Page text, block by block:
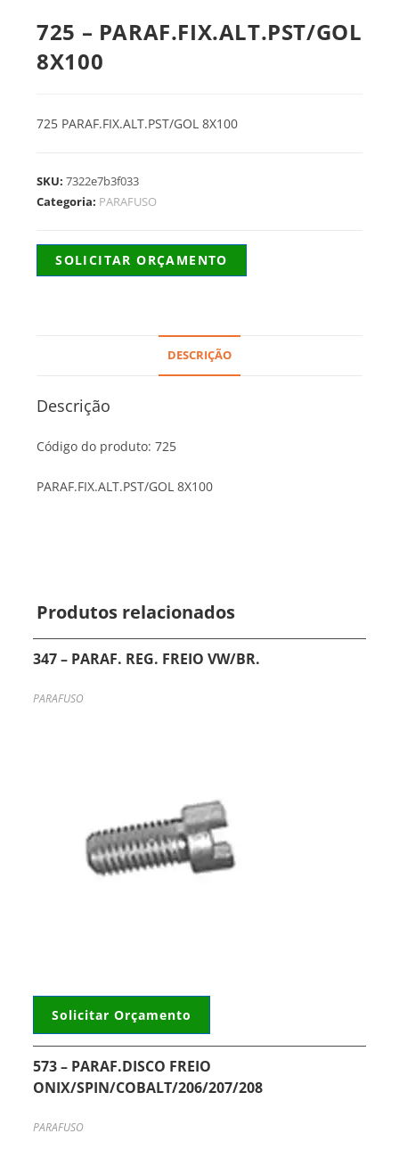
725 – PARAF.FIX.ALT.PST/GOL
8X100
725 PARAF.FIX.ALT.PST/GOL 8X100
SKU:7322e7b3f033
Categoria: PARAFUSO
SOLICITAR ORÇAMENTO
DESCRIÇÃO
Descrição
Código do produto: 725
PARAF.FIX.ALT.PST/GOL 8X100
Produtos relacionados
347 – PARAF. REG. FREIO VW/BR.
PARAFUSO
Solicitar Orçamento
573 – PARAF.DISCO FREIO
ONIX/SPIN/COBALT/206/207/208
PARAFUSO